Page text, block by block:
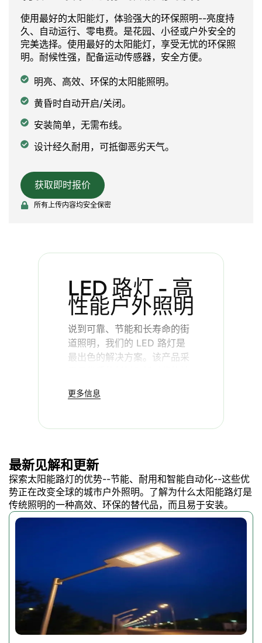
使用最好的太阳能灯，体验强大的环保照明--亮度持
久、自动运行、零电费。是花园、小径或户外安全的
完美选择。使用最好的太阳能灯，享受无忧的环保照
明。耐候性强，配备运动传感器，安全方便。
明亮、高效、环保的太阳能照明。
黄昏时自动开启/关闭。
安装简单，无需布线。
设计经久耐用，可抵御恶劣天气。
获取即时报价
所有上传内容均安全保密
LED 路灯 - 高
性能户外照明
说到可靠、节能和长寿命的街
道照明，我们的 LED 路灯是
最出色的解决方案。该产品采
节能和使用寿命长等特点，适
途。
高品质 LED 路灯
我们的 LED 路灯无论在什么
环境下都能提供卓越的照明性
户外照明要求而设计，无论是
与道路、高速公路、停车场还
是仓库相结合。
高品质 LED 路灯 - 性
能卓越
更多信息
最新见解和更新
探索太阳能路灯的优势--节能、耐用和智能自动化--这些优
势正在改变全球的城市户外照明。了解为什么太阳能路灯是
传统照明的一种高效、环保的替代品，而且易于安装。